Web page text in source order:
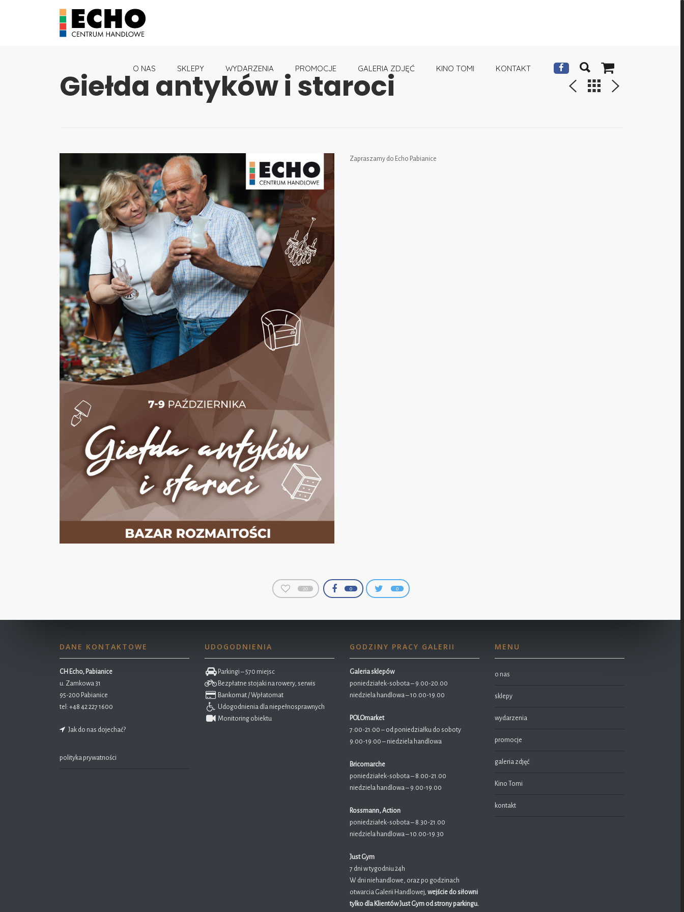
O NAS SKLEPY WYDARZENIA PROMOCJE GALERIA ZDJĘĆ KINO TOMI KONTAKT
Giełda antyków i staroci
Zapraszamy do Echo Pabianice
20 0 0
DANE KONTAKTOWE
CH Echo, Pabianice
u. Zamkowa 31
95-200 Pabianice
tel: +48 42 227 1600
Jak do nas dojechać?
polityka prywatności
UDOGODNIENIA
Parkingi – 570 miejsc
Bezpłatne stojaki na rowery, serwis
Bankomat / Wpłatomat
Udogodnienia dla niepełnosprawnych
Monitoring obiektu
GODZINY PRACY GALERII
Galeria sklepów
poniedziałek-sobota – 9.00-20.00
niedziela handlowa – 10.00-19.00
POLOmarket
7:00-21:00 – od poniedziałku do soboty
9:00-19:00 – niedziela handlowa
Bricomarche
poniedziałek-sobota – 8.00-21.00
niedziela handlowa – 9.00-19.00
Rossmann, Action
poniedziałek-sobota – 8.30-21.00
niedziela handlowa – 10.00-19.30
Just Gym
7 dni w tygodniu 24h
W dni niehandlowe, oraz po godzinach
otwarcia Galerii Handlowej, wejście do siłowni
tylko dla Klientów Just Gym od strony parkingu.
MENU
o nas
sklepy
wydarzenia
promocje
galeria zdjęć
Kino Tomi
kontakt